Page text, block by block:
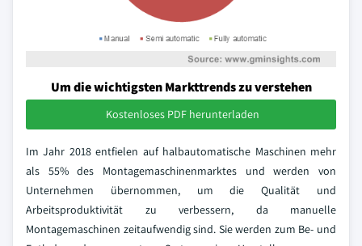
Um die wichtigsten Markttrends zu verstehen
Kostenloses PDF herunterladen
Im Jahr 2018 entfielen auf halbautomatische Maschinen mehr
als 55% des Montagemaschinenmarktes und werden von
Unternehmen übernommen, um die Qualität und
Arbeitsproduktivität zu verbessern, da manuelle
Montagemaschinen zeitaufwendig sind. Sie werden zum Be- und